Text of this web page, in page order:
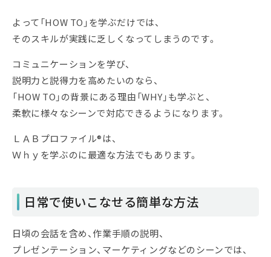
よって「HOW TO」を学ぶだけでは、
そのスキルが実践に乏しくなってしまうのです。
コミュニケーションを学び、
説明力と説得力を高めたいのなら、
「HOW TO」の背景にある理由「WHY」も学ぶと、
柔軟に様々なシーンで対応できるようになります。
ＬＡＢプロファイル®は、
Ｗｈｙを学ぶのに最適な方法でもあります。
日常で使いこなせる簡単な方法
日頃の会話を含め、作業手順の説明、
プレゼンテーション、マーケティングなどのシーンでは、